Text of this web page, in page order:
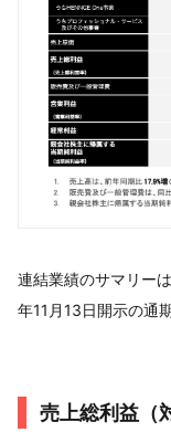
連結業績のサマリー
年11月13日開示の通
売上総利益（